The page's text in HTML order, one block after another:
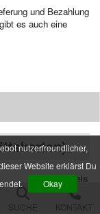
nutzerfreundlicher,
Website erklärst Du
Okay
SUCHE KONTAKT
und Bezahlung
es auch eine
Einzelpreis
89.00 EUR